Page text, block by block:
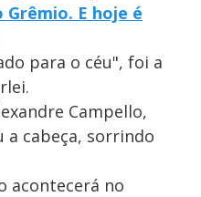
E hoje é
para o céu", foi a
Campello,
a cabeça, sorrindo
acontecerá no